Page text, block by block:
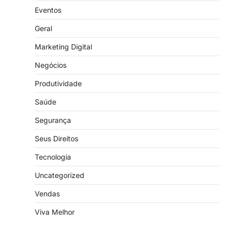
Eventos
Geral
Marketing Digital
Negócios
Produtividade
Saúde
Segurança
Seus Direitos
Tecnologia
Uncategorized
Vendas
Viva Melhor